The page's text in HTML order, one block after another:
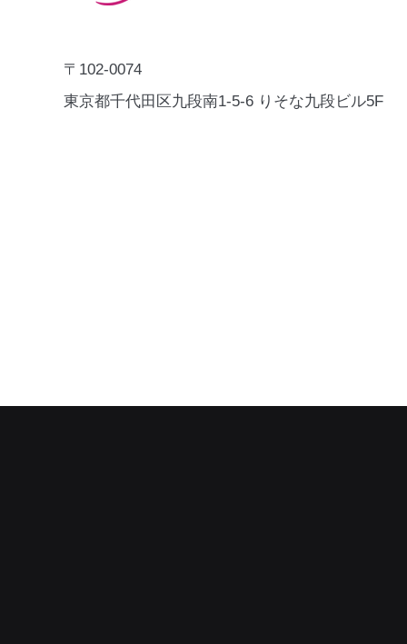
Human SecurityやSDGsの推進に
各国政府が参照できるグロー
〒102-0074
東京都千代田区九段南1-5-6 りそな九段ビル5F